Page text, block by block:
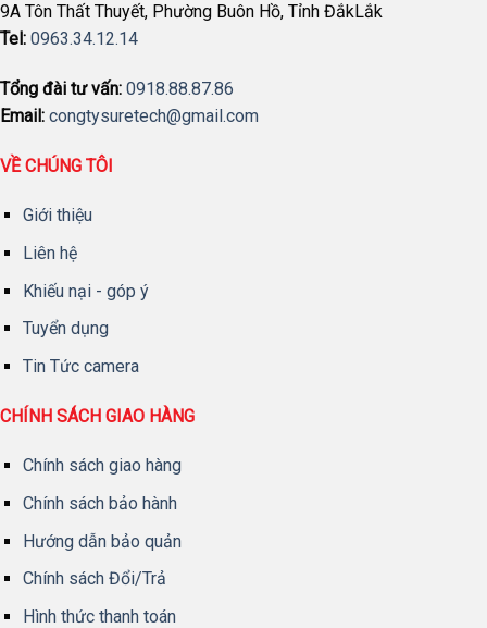
9A Tôn Thất Thuyết, Phường Buôn Hồ, Tỉnh ĐắkLắk
Tel: 0963.34.12.14
Tổng đài tư vấn: 0918.88.87.86
Email: congtysuretech@gmail.com
VỀ CHÚNG TÔI
Giới thiệu
Liên hệ
Khiếu nại - góp ý
Tuyển dụng
Tin Tức camera
CHÍNH SÁCH GIAO HÀNG
Chính sách giao hàng
Chính sách bảo hành
Hướng dẫn bảo quản
Chính sách Đổi/Trả
Hình thức thanh toán